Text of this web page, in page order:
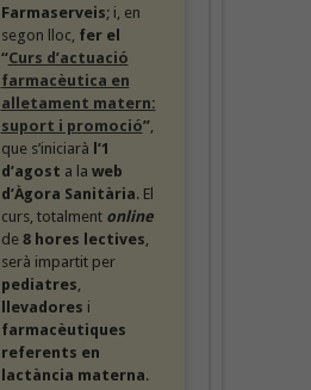
Farmaserveis; i, en
segon lloc, fer el
“Curs d’actuació
farmacèutica en
alletament matern:
suport i promoció”,
que s’iniciarà l’1
d’agost a la web
d’Àgora Sanitària. El
curs, totalment online
de 8 hores lectives
serà impartit per
pediatres
llevadores i
farmacèutiques
referents en
lactància materna.